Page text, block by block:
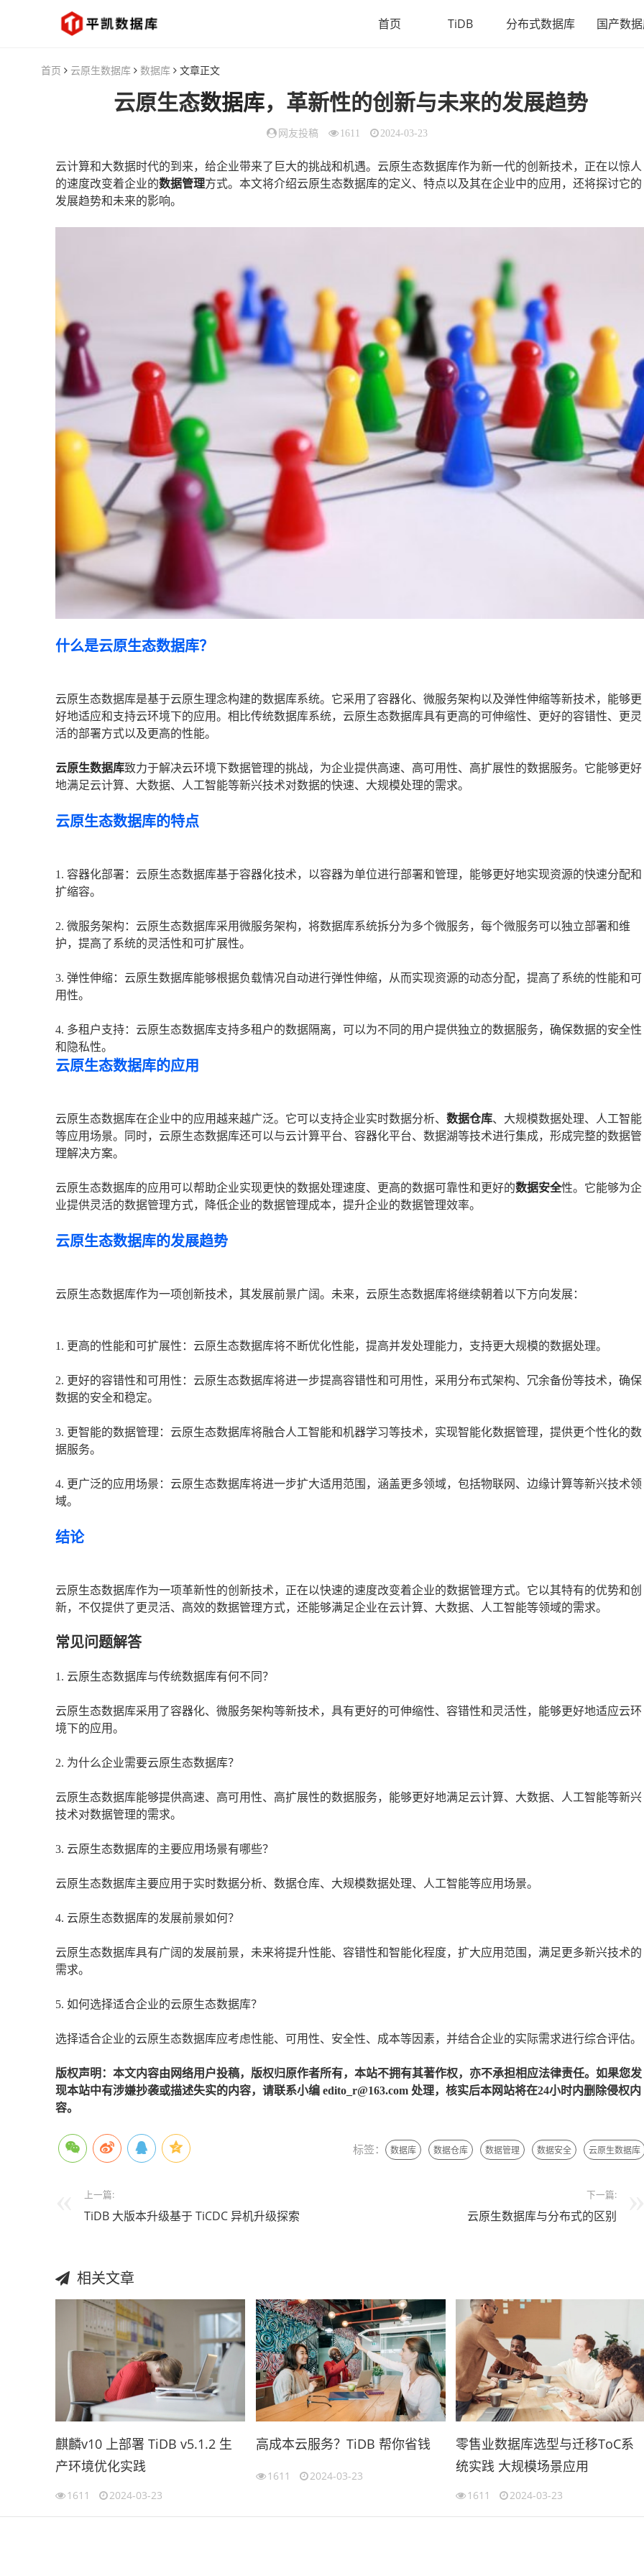
首页 TiDB 分布式数据库 国产数
首页 云原生数据库 数据库 文章正文
云原生态数据库，革新性的创新与未来的发展趋势
网友投稿 1611 2024-03-23
云计算和大数据时代的到来，给企业带来了巨大的挑战和机遇。云原生态数据库作为新一代的创新技术，正在以惊人
的速度改变着企业的数据管理方式。本文将介绍云原生态数据库的定义、特点以及其在企业中的应用，还将探讨它的
发展趋势和未来的影响。
什么是云原生态数据库？
云原生态数据库是基于云原生理念构建的数据库系统。它采用了容器化、微服务架构以及弹性伸缩等新技术，能够更
好地适应和支持云环境下的应用。相比传统数据库系统，云原生态数据库具有更高的可伸缩性、更好的容错性、更灵
活的部署方式以及更高的性能。
云原生数据库致力于解决云环境下数据管理的挑战，为企业提供高速、高可用性、高扩展性的数据服务。它能够更好
地满足云计算、大数据、人工智能等新兴技术对数据的快速、大规模处理的需求。
云原生态数据库的特点
1. 容器化部署：云原生态数据库基于容器化技术，以容器为单位进行部署和管理，能够更好地实现资源的快速分配和
扩缩容。
2. 微服务架构：云原生态数据库采用微服务架构，将数据库系统拆分为多个微服务，每个微服务可以独立部署和维
护，提高了系统的灵活性和可扩展性。
3. 弹性伸缩：云原生数据库能够根据负载情况自动进行弹性伸缩，从而实现资源的动态分配，提高了系统的性能和可
用性。
4. 多租户支持：云原生态数据库支持多租户的数据隔离，可以为不同的用户提供独立的数据服务，确保数据的安全性
和隐私性。
云原生态数据库的应用
云原生态数据库在企业中的应用越来越广泛。它可以支持企业实时数据分析、 数据仓库、大规模数据处理、人工智能
等应用场景。同时，云原生态数据库还可以与云计算平台、容器化平台、数据湖等技术进行集成，形成完整的数据管
理解决方案。
云原生态数据库的应用可以帮助企业实现更快的数据处理速度、更高的数据可靠性和更好的数据安全性。它能够为企
业提供灵活的数据管理方式，降低企业的数据管理成本，提升企业的数据管理效率。
云原生态数据库的发展趋势
云原生态数据库作为一项创新技术，其发展前景广阔。未来，云原生态数据库将继续朝着以下方向发展：
1. 更高的性能和可扩展性：云原生态数据库将不断优化性能，提高并发处理能力，支持更大规模的数据处理。
2. 更好的容错性和可用性：云原生态数据库将进一步提高容错性和可用性，采用分布式架构、冗余备份等技术，确保
数据的安全和稳定。
3. 更智能的数据管理：云原生态数据库将融合人工智能和机器学习等技术，实现智能化数据管理，提供更个性化的数
据服务。
4. 更广泛的应用场景：云原生态数据库将进一步扩大适用范围，涵盖更多领域，包括物联网、边缘计算等新兴技术领
域。
结论
云原生态数据库作为一项革新性的创新技术，正在以快速的速度改变着企业的数据管理方式。它以其特有的优势和创
新，不仅提供了更灵活、高效的数据管理方式，还能够满足企业在云计算、大数据、人工智能等领域的需求。
常见问题解答
1. 云原生态数据库与传统数据库有何不同？
云原生态数据库采用了容器化、微服务架构等新技术，具有更好的可伸缩性、容错性和灵活性，能够更好地适应云环
境下的应用。
2. 为什么企业需要云原生态数据库？
云原生态数据库能够提供高速、高可用性、高扩展性的数据服务，能够更好地满足云计算、大数据、人工智能等新兴
技术对数据管理的需求。
3. 云原生态数据库的主要应用场景有哪些？
云原生态数据库主要应用于实时数据分析、数据仓库、大规模数据处理、人工智能等应用场景。
4. 云原生态数据库的发展前景如何？
云原生态数据库具有广阔的发展前景，未来将提升性能、容错性和智能化程度，扩大应用范围，满足更多新兴技术的
需求。
5. 如何选择适合企业的云原生态数据库？
选择适合企业的云原生态数据库应考虑性能、可用性、安全性、成本等因素，并结合企业的实际需求进行综合评估。
版权声明：本文内容由网络用户投稿，版权归原作者所有，本站不拥有其著作权，亦不承担相应法律责任。如果您发
现本站中有涉嫌抄袭或描述失实的内容，请联系小编 edito_r@163.com 处理，核实后本网站将在24小时内删除侵权内
容。
标签： 数据库 数据仓库 数据管理 数据安全 云原生数据库
上一篇:
TiDB 大版本升级基于 TiCDC 异机升级探索
下一篇:
云原生数据库与分布式的区别
相关文章
麒麟v10 上部署 TiDB v5.1.2 生
产环境优化实践
1611 2024-03-23
高成本云服务？TiDB 帮你省钱
1611 2024-03-23
零售业数据库选型与迁移ToC系
统实践 大规模场景应用
1611 2024-03-23